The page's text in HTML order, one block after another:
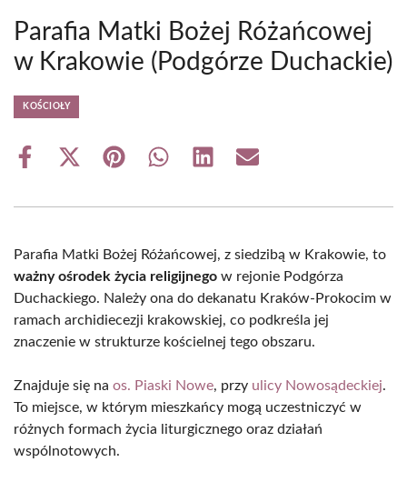
Parafia Matki Bożej Różańcowej
w Krakowie (Podgórze Duchackie)
KOŚCIOŁY
Share
Share
(Twitter)
Share Share Share Share
Parafia Matki Bożej Różańcowej, z siedzibą w Krakowie, to
ważny ośrodek życia religijnego w rejonie Podgórza
Duchackiego. Należy ona do dekanatu Kraków-Prokocim w
ramach archidiecezji krakowskiej, co podkreśla jej
znaczenie w strukturze kościelnej tego obszaru.
Znajduje się na os. Piaski Nowe, przy ulicy Nowosądeckiej.
To miejsce, w którym mieszkańcy mogą uczestniczyć w
różnych formach życia liturgicznego oraz działań
wspólnotowych.